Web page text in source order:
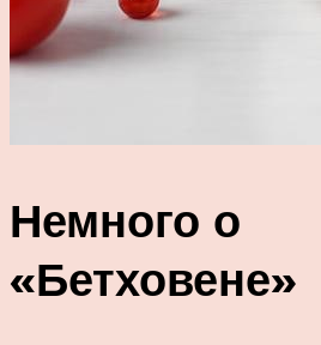
Немного о
«Бетховене»